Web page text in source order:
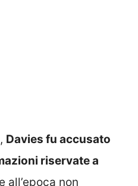
Davies fu accusato
riservate a
all’epoca non